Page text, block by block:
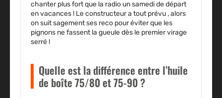
chanter plus fort que la radio un samedi de départ
en vacances ! Le constructeur a tout prévu , alors
on suit sagement ses reco pour éviter que les
pignons ne fassent la gueule dès le premier virage
serré !
Quelle est la différence entre l’huile
de boîte 75/80 et 75-90 ?